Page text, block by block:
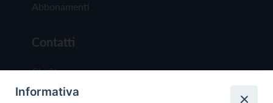
Abbonamenti
Contatti
Chi Siamo
Redazione
Informativa